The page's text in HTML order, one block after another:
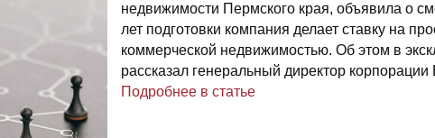
недвижимости Пермского края, объявила о
лет подготовки компания делает ставку на
коммерческой недвижимостью. Об этом в
рассказал генеральный директор
Подробнее в статье